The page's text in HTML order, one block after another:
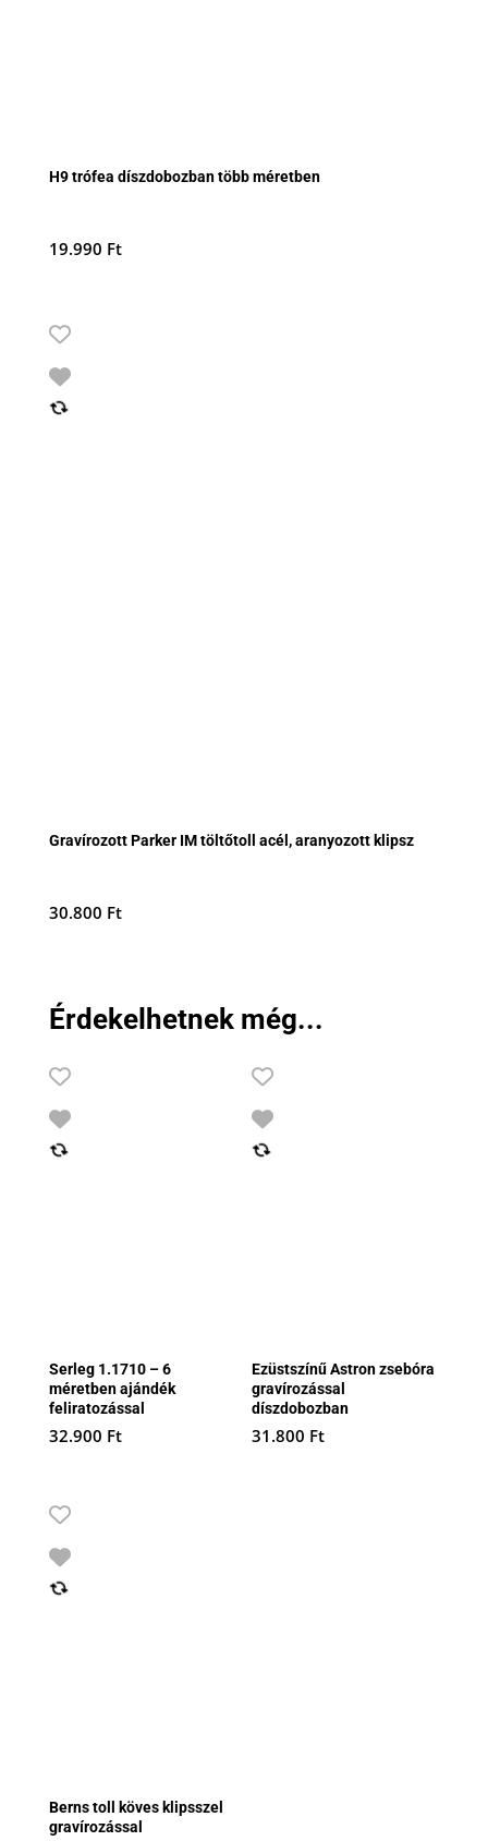
H9 trófea díszdobozban több méretben
19.990 Ft
Gravírozott Parker IM töltőtoll acél, aranyozott klipsz
30.800 Ft
Érdekelhetnek még...
Serleg 1.1710 – 6
méretben ajándék
feliratozással
32.900 Ft
Ezüstszínű Astron zsebóra
gravírozással
díszdobozban
31.800 Ft
Berns toll köves klipsszel
gravírozással